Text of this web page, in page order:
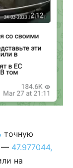
точную
— 47.977044,
на